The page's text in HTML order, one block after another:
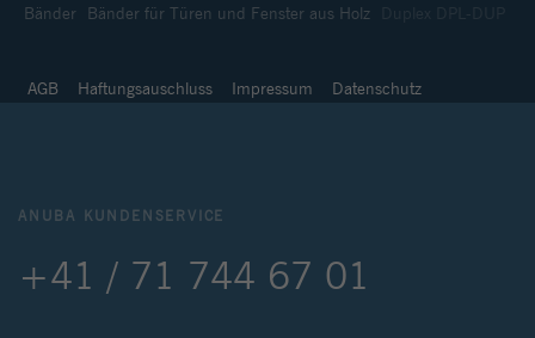
Bänder Bänder für Türen und Fenster aus Holz
AGB Haftungsauschluss Impressum Datenschutz
ANUBA KUNDENSERVICE
+41 / 71 744 67 01